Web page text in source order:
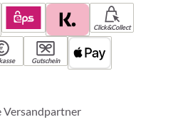
Click&Collect
Gutschein
Versandpartner